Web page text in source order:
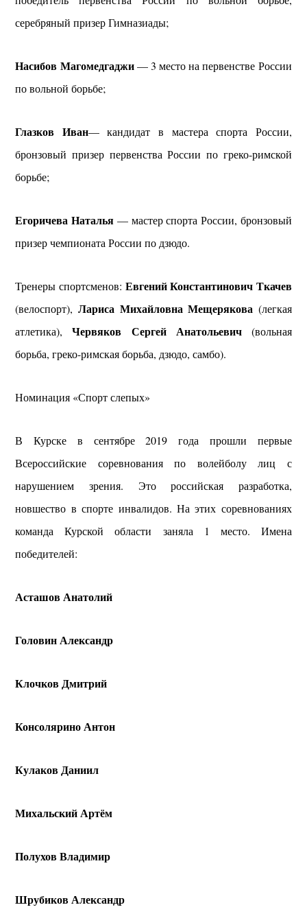
серебряный призер Гимназиады;
Насибов Магомедгаджи— 3 место на первенстве России
по вольной борьбе;
Глазков Иван— кандидат в мастера спорта России,
бронзовый призер первенства России по греко-римской
борьбе;
Егоричева Наталья — мастер спорта России, бронзовый
призер чемпионата России по дзюдо.
Тренеры спортсменов: Евгений Константинович Ткачев
(велоспорт), Лариса Михайловна Мещерякова (легкая
атлетика),Червяков Сергей Анатольевич(вольная
борьба, греко-римская борьба, дзюдо, самбо).
Номинация «Спорт слепых»
В Курске в сентябре 2019 года прошли первые
Всероссийские соревнования по волейболу лиц с
нарушением зрения. Это российская разработка,
новшество в спорте инвалидов. На этих соревнованиях
команда Курской области заняла 1 место. Имена
победителей:
Асташов Анатолий
Головин Александр
Клочков Дмитрий
Консолярино Антон
Кулаков Даниил
Михальский Артём
Полухов Владимир
Шрубиков Александр